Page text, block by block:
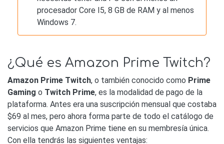
procesador Core I5, 8 GB de RAM y al menos
Windows 7.
¿Qué es Amazon Prime Twitch?
Amazon Prime Twitch, o también conocido como Prime
Gaming o Twitch Prime, es la modalidad de pago de la
plataforma. Antes era una suscripción mensual que costaba
$69 al mes, pero ahora forma parte de todo el catálogo de
servicios que Amazon Prime tiene en su membresía única.
Con ella tendrás las siguientes ventajas: